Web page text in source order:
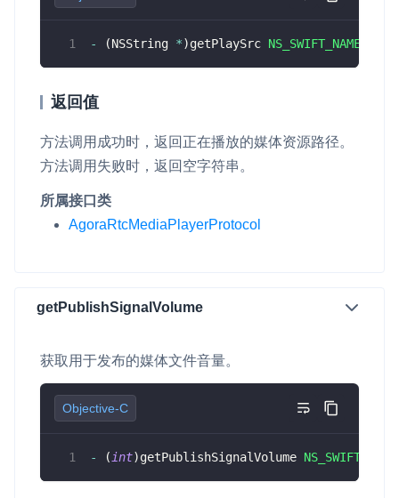
- (NSString *)getPlaySrc NS_SWIFT_NAME
返回值
方法调用成功时，返回正在播放的媒体资源路径。
方法调用失败时，返回空字符串。
所属接口类
AgoraRtcMediaPlayerProtocol
getPublishSignalVolume
获取用于发布的媒体文件音量。
Objective-C
- ( int)getPublishSignalVolume NS_SWIFT_NAME